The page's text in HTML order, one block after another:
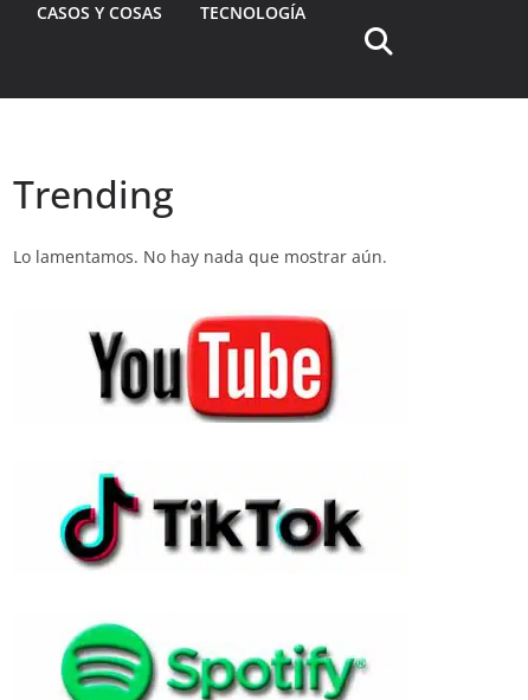
CASOS Y COSAS TECNOLOGÍA
Trending
Lo lamentamos. No hay nada que mostrar aún.